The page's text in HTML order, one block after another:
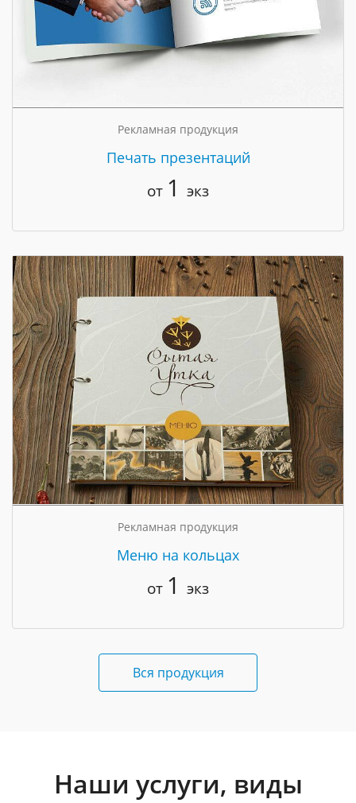
Рекламная продукция
Печать презентаций
от 1 экз
Рекламная продукция
Меню на кольцах
от 1 экз
Вся продукция
Наши услуги, виды